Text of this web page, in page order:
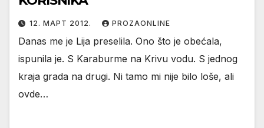
12. МАРТ 2012. PROZAONLINE
Danas me je Lija preselila. Ono što je obećala,
ispunila je. S Karaburme na Krivu vodu. S jednog
kraja grada na drugi. Ni tamo mi nije bilo loše, ali
ovde…